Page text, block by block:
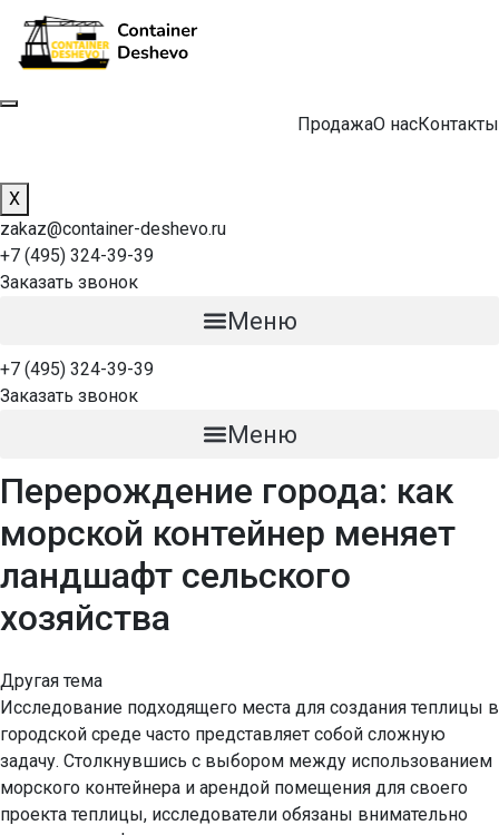
ПродажаО насКонтакты
X
zakaz@container-deshevo.ru
+7 (495) 324-39-39
Заказать звонок
Меню
+7 (495) 324-39-39
Заказать звонок
Меню
Перерождение города: как
морской контейнер меняет
ландшафт сельского
хозяйства
Другая тема
Исследование подходящего места для создания теплицы в
городской среде часто представляет собой сложную
задачу. Столкнувшись с выбором между использованием
морского контейнера и арендой помещения для своего
проекта теплицы, исследователи обязаны внимательно